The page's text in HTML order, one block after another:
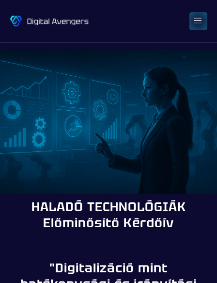
HALADÓ TECHNOLÓGIÁK
Előminősítő Kérdőív
"Digitalizáció mint